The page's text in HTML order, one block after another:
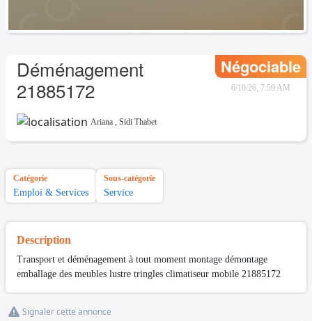
Déménagement
21885172
Négociable
6/10/26, 7:59 AM
Ariana , Sidi Thabet
Catégorie
Emploi & Services
Sous-catégorie
Service
Description
Transport et déménagement à tout moment montage démontage
emballage des meubles lustre tringles climatiseur mobile 21885172
Signaler cette annonce